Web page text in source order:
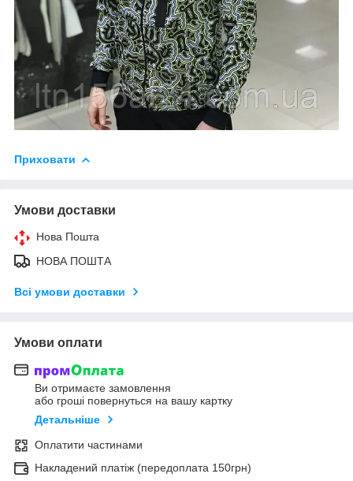
Приховати
Умови доставки
Нова Пошта
НОВА ПОШТА
Всі умови доставки
Умови оплати
Ви отримаєте замовлення
або гроші повернуться на вашу картку
Детальніше
Оплатити частинами
Накладений платіж (передоплата 150грн)